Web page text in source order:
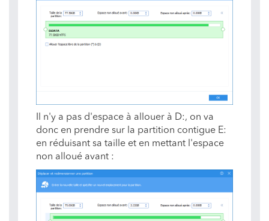
Il n'y a pas d'espace à allouer à D:, on va
donc en prendre sur la partition contigue E:
en réduisant sa taille et en mettant l'espace
non alloué avant :